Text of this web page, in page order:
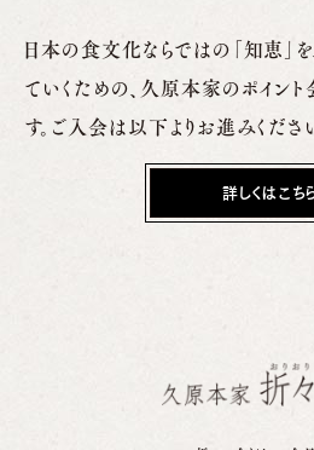
日本の食文化ならではの「知恵」
ていくための、
久原本家のポイン
す。ご入会は以下よりお進みくださ
詳しくはこち